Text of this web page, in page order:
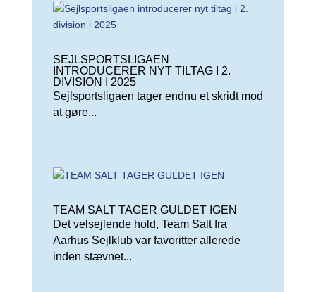
SEJLSPORTSLIGAEN
INTRODUCERER NYT TILTAG I 2.
DIVISION I 2025
Sejlsportsligaen tager endnu et skridt mod
at gøre...
TEAM SALT TAGER GULDET IGEN
Det velsejlende hold, Team Salt fra
Aarhus Sejlklub var favoritter allerede
inden stævnet...